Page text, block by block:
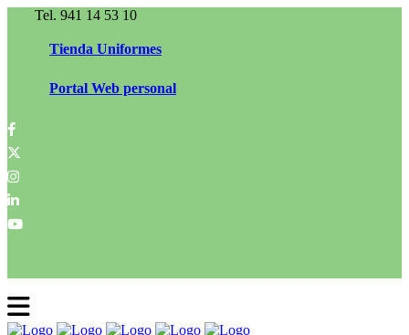
Tel. 941 14 53 10
Tienda Uniformes
Portal Web personal